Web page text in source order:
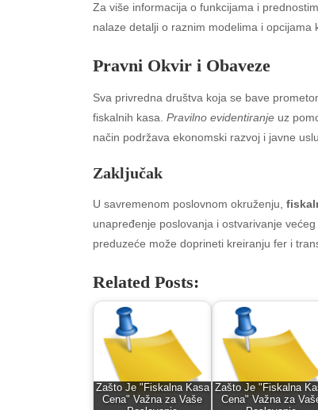
Za više informacija o funkcijama i
nalaze detalji o raznim modelima i opcijama
Pravni Okvir i Obaveze
Sva privredna društva koja se bave
fiskalnih kasa. Pravilno evidentiranje uz
način podržava ekonomski razvoj i javne
Zaključak
U savremenom poslovnom okruženju,
unapređenje poslovanja i ostvarivanje
preduzeće može doprineti kreiranju fer i
Related Posts:
Zašto Je "Fiskalna Kasa
Cena" Važna za Vaše
Zašto Je "Fiskalna
Cena" Važna za
Archives
July 2026
June 2026
May 2026
April 2026
February 2026